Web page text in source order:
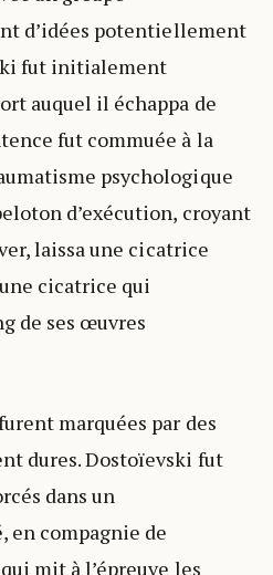
d’idées potentiellement
fut initialement
auquel il échappa de
fut commuée à la
psychologique
d’exécution, croyant
laissa une cicatrice
cicatrice qui
de ses œuvres
marquées par des
dures. Dostoïevski fut
dans un
en compagnie de
mit à l’épreuve les